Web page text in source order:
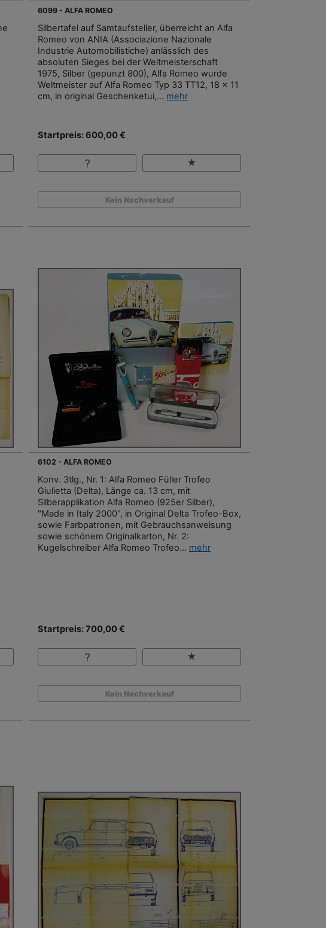
6099 - ALFA ROMEO
Silbertafel auf Samtaufsteller, überreicht an Alfa
Romeo von ANIA (Associazione Nazionale
Industrie Automobilistiche) anlässlich des
absoluten Sieges bei der Weltmeisterschaft
1975, Silber (gepunzt 800), Alfa Romeo wurde
Weltmeister auf Alfa Romeo Typ 33 TT12, 18 x 11
cm, in original Geschenketui,... mehr
Startpreis: 600,00 €
Kein Nachverkauf
6102 - ALFA ROMEO
Konv. 3tlg., Nr. 1: Alfa Romeo Füller Trofeo
Giulietta (Delta), Länge ca. 13 cm, mit
Silberapplikation Alfa Romeo (925er Silber),
"Made in Italy 2000", in Original Delta Trofeo-Box,
sowie Farbpatronen, mit Gebrauchsanweisung
sowie schönem Originalkarton, Nr. 2:
Kugelschreiber Alfa Romeo Trofeo... mehr
Startpreis: 700,00 €
Kein Nachverkauf